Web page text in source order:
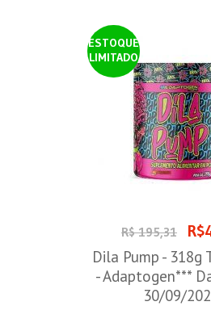
ESTOQUE
LIMITADO
R$ 195,31
Dila Pump - 318g
- Adaptogen***
30/09/